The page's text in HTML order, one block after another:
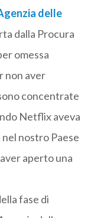
delle
dalla Procura
omessa
non aver
concentrate
Netflix aveva
nostro Paese
aperto una
fase di